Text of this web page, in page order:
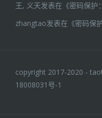
王, 义天发表在《密码保护
zhangtao发表在《密码保
copyright 2017-2020 -
18008031号-1